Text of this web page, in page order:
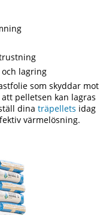
lagring
som skyddar mot
pelletsen kan lagras
dina träpellets idag
värmelösning.